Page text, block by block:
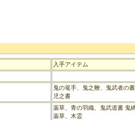
入手アイテム
鬼の篭手、鬼之鞭、鬼武者の
児之書
薬草、青の羽織、鬼武道書 鬼縛
薬草、木霊